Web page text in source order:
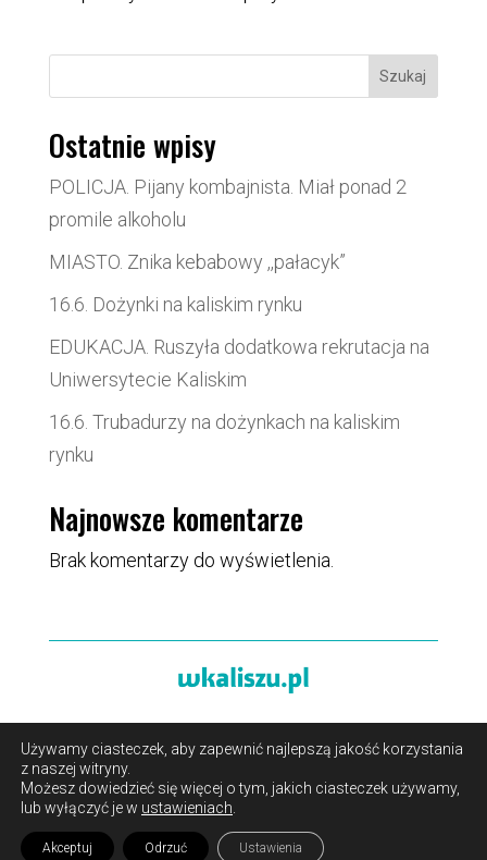
Szukaj
Ostatnie wpisy
POLICJA. Pijany kombajnista. Miał ponad 2
promile alkoholu
MIASTO. Znika kebabowy ,,pałacyk”
16.6. Dożynki na kaliskim rynku
EDUKACJA. Ruszyła dodatkowa rekrutacja na
Uniwersytecie Kaliskim
16.6. Trubadurzy na dożynkach na kaliskim
rynku
Najnowsze komentarze
Brak komentarzy do wyświetlenia.
O portalu/Reklama/ Polityka prywatności i pliki cookies
/Kontakt
Copyright 2024 Rebell & Pink Elephant
Używamy ciasteczek, aby zapewnić najlepszą jakość korzystania
z naszej witryny.
Możesz dowiedzieć się więcej o tym, jakich ciasteczek używamy,
lub wyłączyć je w ustawieniach
Akceptuj Odrzuć Ustawienia